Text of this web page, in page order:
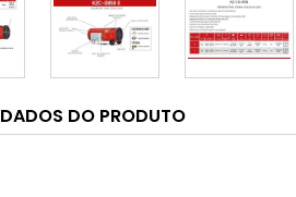
DADOS DO PRODUTO